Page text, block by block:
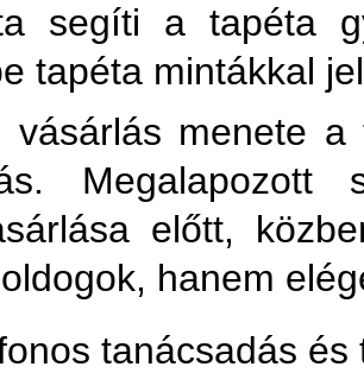
segíti a tapéta
tapéta mintákkal
vásárlás menete
Megalapozott
előtt,
hanem
tanácsadás